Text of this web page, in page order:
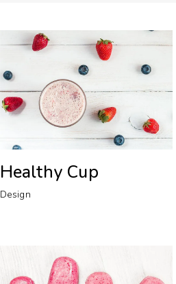
Healthy Cup
Design